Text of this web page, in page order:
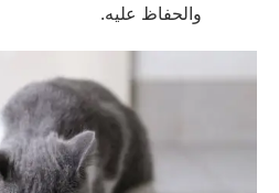
والحفاظ عليه.